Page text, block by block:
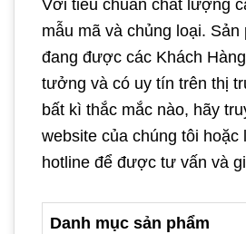
Với tiêu chuẩn chất lượng
mẫu mã và chủng loại. Sản
đang được các Khách
tưởng và có uy tín trên thị
bất kì thắc mắc nào, hãy
website của chúng tôi hoặc
hotline để được tư vấn và
Danh mục sản phẩm